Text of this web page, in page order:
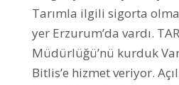
Tarımla ilgili sigorta
yer Erzurum’da vardı.
Müdürlüğü’nü kurduk
Bitlis’e hizmet veriyor.